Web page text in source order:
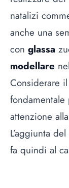
natalizi
anche una
con glassa
modellare
Considerare il
attenzione alla
L’aggiunta del
fa quindi al